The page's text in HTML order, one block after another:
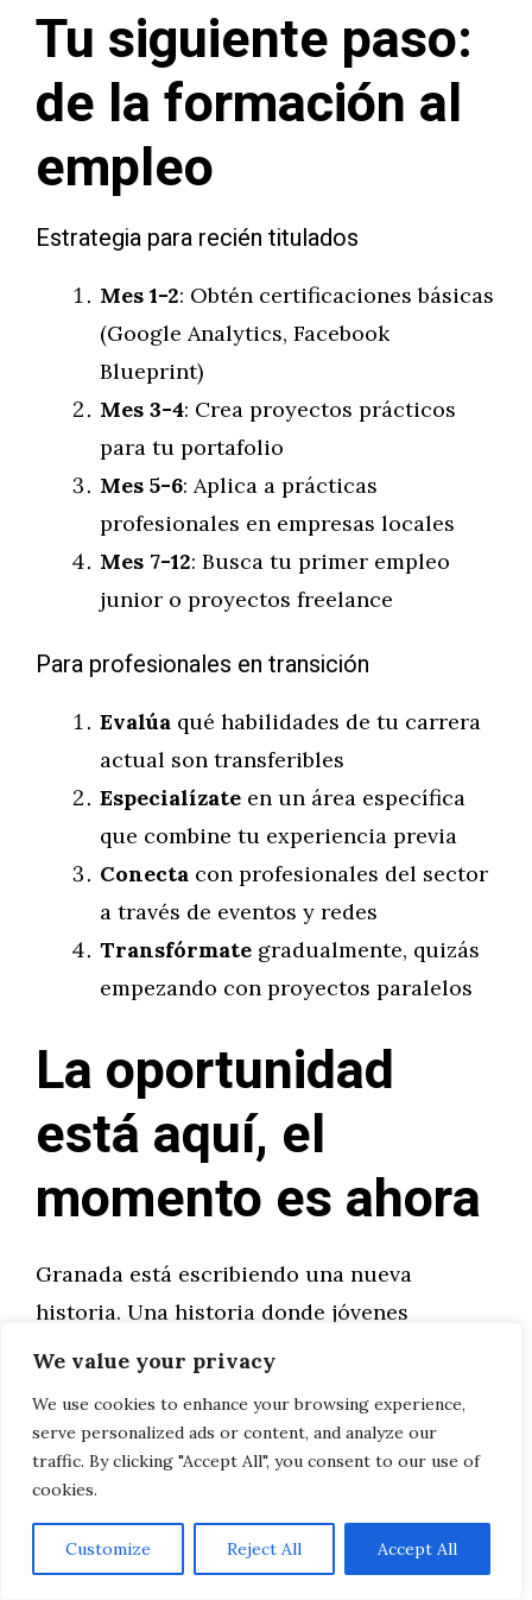
We value your privacy
We use cookies to enhance your browsing experience,
serve personalized ads or content, and analyze our
traffic. By clicking "Accept All", you consent to our use of
cookies.
Customize Reject All Accept All
Tu siguiente paso:
de la formación al
empleo
Estrategia para recién titulados
Mes 1-2: Obtén certificaciones básicas
(Google Analytics, Facebook
Blueprint)
Mes 3-4: Crea proyectos prácticos
para tu portafolio
Mes 5-6: Aplica a prácticas
profesionales en empresas locales
Mes 7-12: Busca tu primer empleo
junior o proyectos freelance
Para profesionales en transición
Evalúa qué habilidades de tu carrera
actual son transferibles
Especialízate en un área específica
que combine tu experiencia previa
Conecta con profesionales del sector
a través de eventos y redes
Transfórmate gradualmente, quizás
empezando con proyectos paralelos
La oportunidad
está aquí, el
momento es ahora
Granada está escribiendo una nueva
historia. Una historia donde jóvenes
talentosos no necesitan emigrar para
Una historia donde la tradición y la
innovación se encuentran para crear
oportunidades únicas.
Los perfiles digitales no son solo empleos